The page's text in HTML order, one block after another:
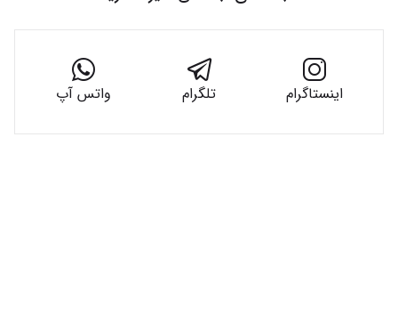
اینستاگرام تلگرام واتس آپ